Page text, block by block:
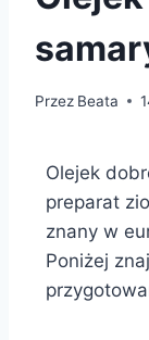
Przez Beata
Olejek
preparat
znany w
Poniżej